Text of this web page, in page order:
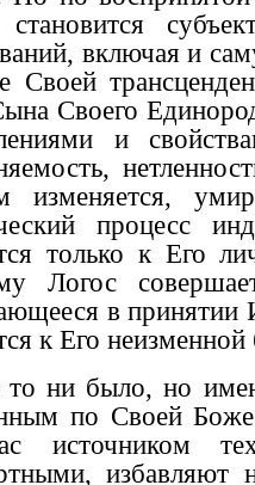
становится
включая и
Своей
Своего
и
изменяется,
процесс
только к Его
Логос
в принятии
к Его
ни было, но
по Своей
источником